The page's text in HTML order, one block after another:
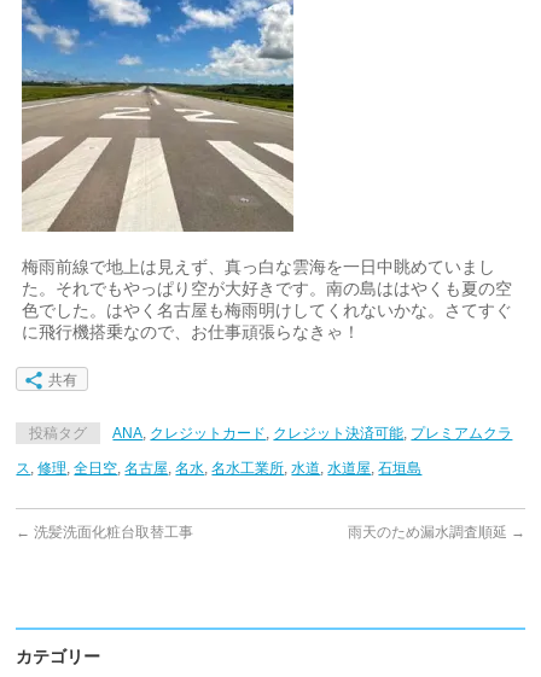
梅雨前線で地上は見えず、真っ白な雲海を一日中眺めていまし
た。それでもやっぱり空が大好きです。南の島ははやくも夏の空
色でした。はやく名古屋も梅雨明けしてくれないかな。さてすぐ
に飛行機搭乗なので、お仕事頑張らなきゃ！
共有
投稿タグ ANA, クレジットカード, クレジット決済可能, プレミアムクラ
ス,修理,全日空,名古屋,名水,名水工業所,水道,水道屋,石垣島
← 洗髪洗面化粧台取替工事 雨天のため漏水調査順延 →
カテゴリー